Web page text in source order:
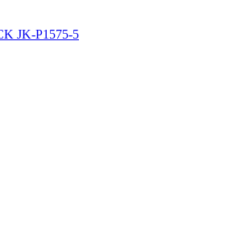
JK-P1575-5